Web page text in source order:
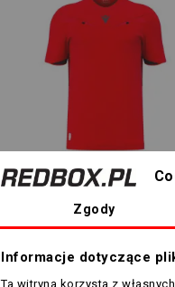
Wiele rozmiarów
Sędziowska Macron
Zgody
Informacje dotyczące
Ta witryna korzysta z